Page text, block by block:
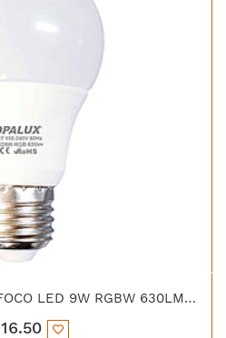
[OP-9RGB-B] OPALUX FOCO LED 9W RGBW 630LM 220V C/CONTROL
16.50